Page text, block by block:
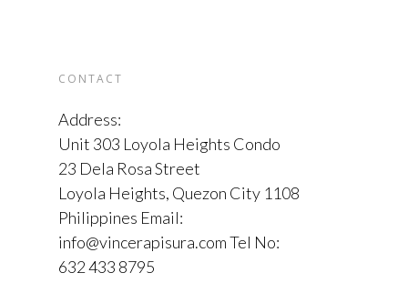
CONTACT
Address:
Unit 303 Loyola Heights Condo
23 Dela Rosa Street
Loyola Heights, Quezon City 1108
Philippines Email:
info@vincerapisura.com Tel No:
632 433 8795